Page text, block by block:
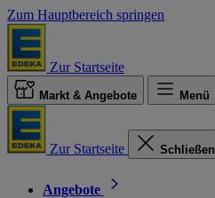
Zum Hauptbereich springen
Zur Startseite
Markt & Angebote Menü
Zur Startseite Schließen
Angebote